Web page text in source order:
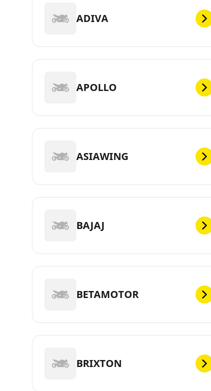
ADIVA
APOLLO
ASIAWING
BAJAJ
BETAMOTOR
BRIXTON